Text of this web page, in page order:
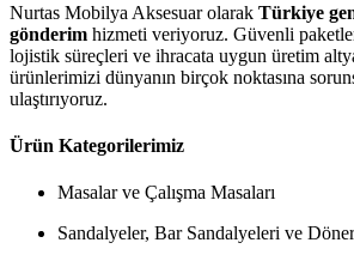
Nurtas Mobilya Aksesuar olarak Türkiye
gönderim hizmeti veriyoruz. Güvenli
lojistik süreçleri ve ihracata uygun üretim
ürünlerimizi dünyanın birçok noktasına
ulaştırıyoruz.
Ürün Kategorilerimiz
Masalar ve Çalışma Masaları
Sandalyeler, Bar Sandalyeleri ve